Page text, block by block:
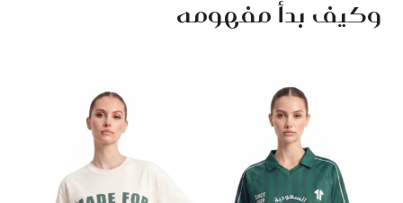
وكيف بدأ مفهومه